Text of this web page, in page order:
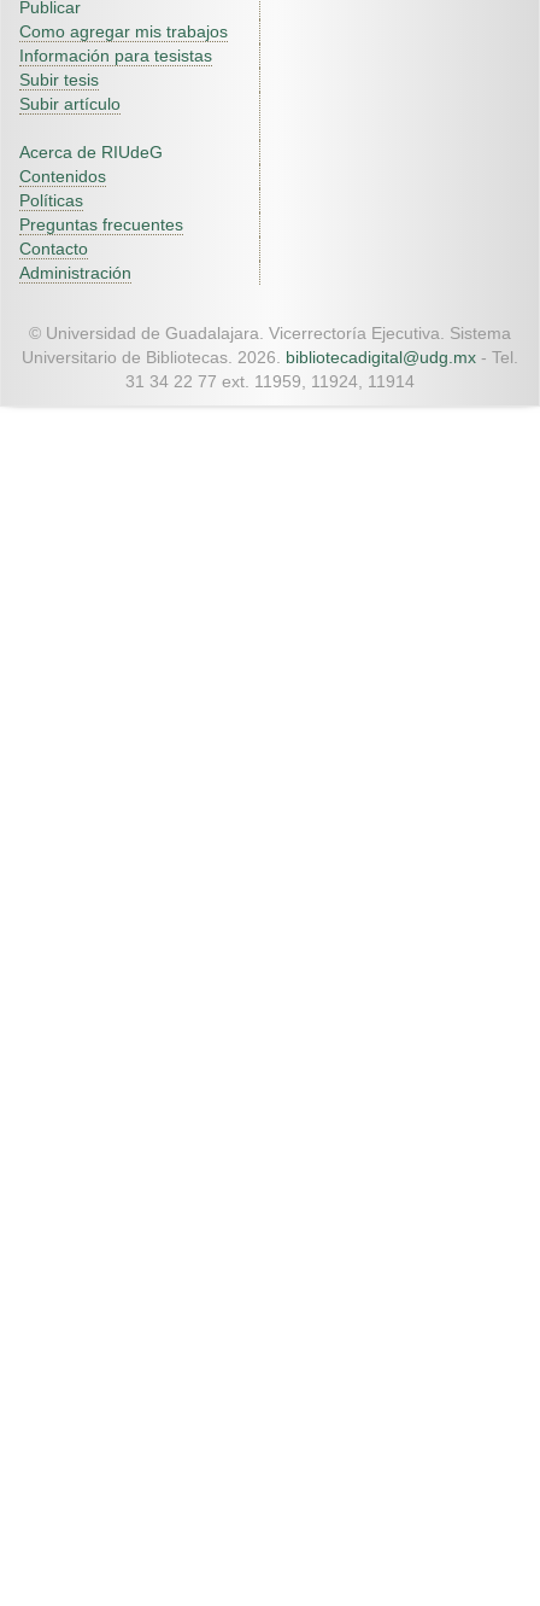
Publicar
Como agregar mis trabajos
Información para tesistas
Subir tesis
Subir artículo
Acerca de RIUdeG
Contenidos
Políticas
Preguntas frecuentes
Contacto
Administración
© Universidad de Guadalajara. Vicerrectoría Ejecutiva. Sistema
Universitario de Bibliotecas. 2026. bibliotecadigital@udg.mx - Tel.
31 34 22 77 ext. 11959, 11924, 11914